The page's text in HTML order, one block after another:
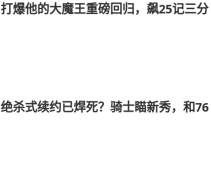
爆他的大魔王重磅回归，飙25记三分
杀式续约已焊死？骑士瞄新秀，和76